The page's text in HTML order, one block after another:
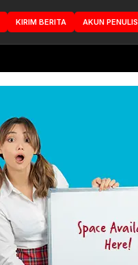
KIRIM BERITA AKUN PENULIS